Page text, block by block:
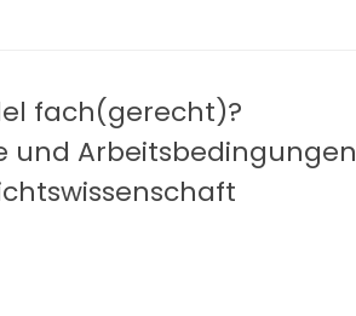
fach(gerecht)?
und Arbeitsbedingungen